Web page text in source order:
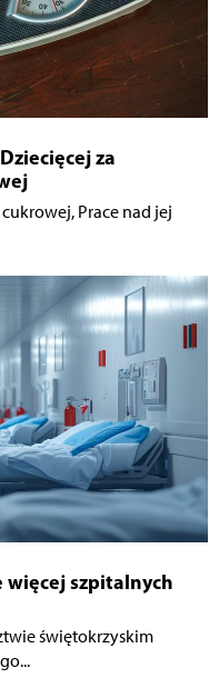
za
Prace nad jej
więcej szpitalnych
świętokrzyskim